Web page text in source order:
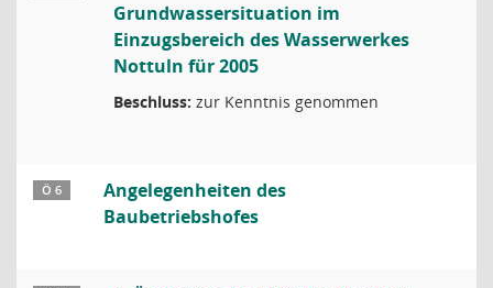
Grundwassersituation im
Einzugsbereich des Wasserwerkes
Nottuln für 2005
Beschluss: zur Kenntnis genommen
Ö 6
Angelegenheiten des
Baubetriebshofes